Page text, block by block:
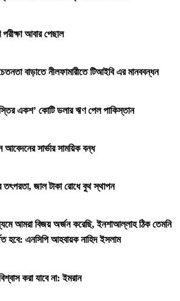
পরীক্ষা আবার পেছাল
বাড়াতে নীলফামারীতে টিআইবি এর মানববন্ধন
একশ’ কোটি ডলার ঋণ পেল পাকিস্তান
সার্ভার সাময়িক বন্ধ
তৎপরতা, জাল টাকা রোধে বুথ স্থাপন
আমরা বিজয় অর্জন করেছি, ইনশাআল্লাহ ঠিক তেমনি
হবে: এনসিপি আহবায়ক নাহিদ ইসলাম
করা যাবে না: ইমরান